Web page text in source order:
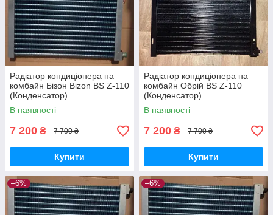
Радіатор кондиціонера на
комбайн Бізон Bizon BS Z-110
(Конденсатор)
В наявності
7 200 ₴ 7 700 ₴
Купити
Радіатор кондиціонера на
комбайн Обрій BS Z-110
(Конденсатор)
В наявності
7 200 ₴ 7 700 ₴
Купити
–6% –6%